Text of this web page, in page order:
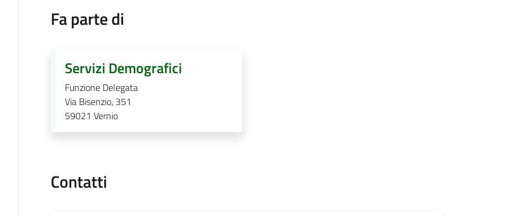
Fa parte di
Servizi Demografici
Funzione Delegata
Via Bisenzio, 351
59021 Vernio
Contatti